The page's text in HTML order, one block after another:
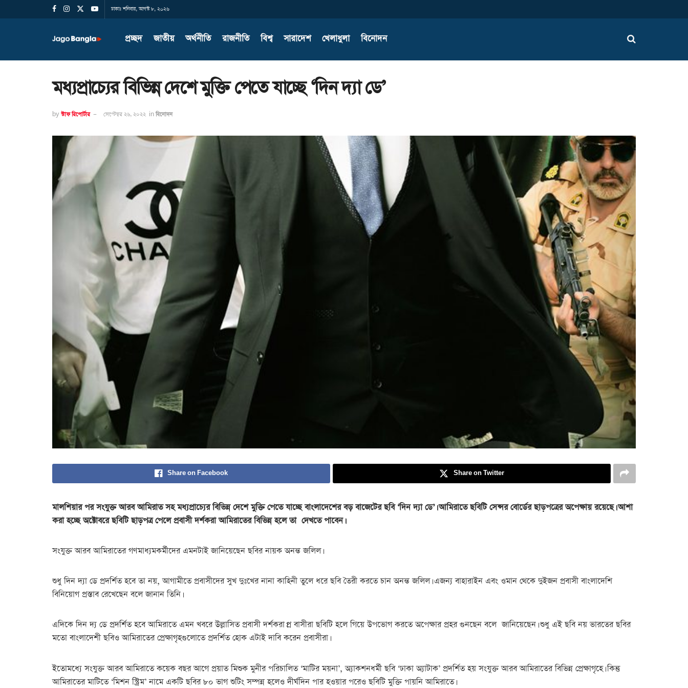
ঢাকাঃ শনিবার, আগস্ট ৮, ২০২৬
প্রচ্ছদ জাতীয় অর্থনীতি রাজনীতি বিশ্ব সারাদেশ খেলাধুলা বিনোদন
মধ্যপ্রাচ্যের বিভিন্ন দেশে মুক্তি পেতে যাচ্ছে ‘দিন দ্যা ডে’
by স্টাফ রিপোর্টার সেপ্টেম্বর ২৬, ২০২২ in বিনোদন
Share on Facebook Share on Twitter
মালশিয়ার পর সংযুক্ত আরব আমিরাত সহ মধ্যপ্রাচ্যের বিভিন্ন দেশে মুক্তি পেতে যাচ্ছে বাংলাদেশের বড় বাজেটের ছবি ‘দিন দ্যা ডে’। আমিরাতে ছবিটি সেন্সর বোর্ডের ছাড়পত্রের অপেক্ষায় রয়েছে। আশা
করা হচ্ছে অক্টোবরে ছবিটি ছাড়পত্র পেলে প্রবাসী দর্শকরা আমিরাতের বিভিন্ন হলে তা দেখতে পাবেন।
সংযুক্ত আরব আমিরাতের গণমাধ্যমকর্মীদের এমনটাই জানিয়েছেন ছবির নায়ক অনন্ত জলিল।
শুধু দিন দ্যা ডে প্রদর্শিত হবে তা নয়, আগামীতে প্রবাসীদের সুখ দুঃখের নানা কাহিনী তুলে ধরে ছবি তৈরী করতে চান অনন্ত জলিল। এজন্য বাহারাইন এবং ওমান থেকে দুইজন প্রবাসী বাংলাদেশি
বিনিয়োগ প্রস্তাব রেখেছেন বলে জানান তিনি।
এদিকে দিন দ্য ডে প্রদর্শিত হবে আমিরাতে এমন খবরে উল্লাসিত প্রবাসী দর্শকরা।প্র বাসীরা ছবিটি হলে গিয়ে উপভোগ করতে অপেক্ষার প্রহর গুনছেন বলে জানিয়েছেন। শুধু এই ছবি নয় ভারতের ছবির
মতো বাংলাদেশী ছবিও আমিরাতের প্রেক্ষাগৃহগুলোতে প্রদর্শিত হোক এটাই দাবি করেন প্রবাসীরা।
ইতোমধ্যে সংযুক্ত আরব আমিরাতে কয়েক বছর আগে প্রয়াত মিশুক মুনীর পরিচালিত ‘মাটির ময়না’, অ্যাকশনধর্মী ছবি ‘ঢাকা অ্যাটাক’ প্রদর্শিত হয় সংযুক্ত আরব আমিরাতের বিভিন্ন প্রেক্ষাগৃহে। কিন্তু
আমিরাতের মাটিতে ‘মিশন স্ট্রিম’ নামে একটি ছবির ৮০ ভাগ শুটিং সম্পন্ন হলেও দীর্ঘদিন পার হওয়ার পরেও ছবিটি মুক্তি পায়নি আমিরাতে।